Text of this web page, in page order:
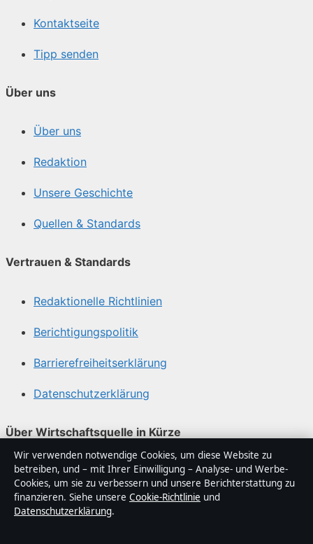
Kontaktseite
Tipp senden
Über uns
Über uns
Redaktion
Unsere Geschichte
Quellen & Standards
Vertrauen & Standards
Redaktionelle Richtlinien
Berichtigungspolitik
Barrierefreiheitserklärung
Datenschutzerklärung
Über Wirtschaftsquelle in Kürze
Wirtschaftsquelle ist ein unabhängiger digitaler
Nachrichtenanbieter mit Fokus auf Politik, Wirtschaft,
Technik und Gesellschaft in Deutschland. Jeder Artikel
trägt eine Byline, wird von einem Redakteur geprüft und
Wir verwenden notwendige Cookies, um diese Website zu
betreiben, und – mit Ihrer Einwilligung – Analyse- und Werbe-
Cookies, um sie zu verbessern und unsere Berichterstattung zu
finanzieren. Siehe unsere Cookie-Richtlinie und
Datenschutzerklärung.